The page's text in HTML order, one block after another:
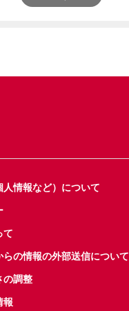
情報など）について
て
の情報の外部送信について
の調整
報